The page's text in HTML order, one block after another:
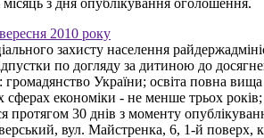
2010 року
захисту населення
по догляду за дитиною до
України; освіта повна
сферах економіки - не менше трьох
30 днів з моменту
вул. Майстренка, 6, 1-й поверх,